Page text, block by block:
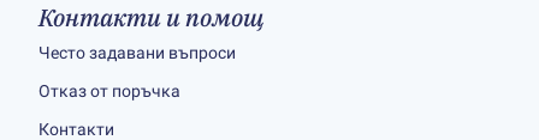
Контакти и помощ
Често задавани въпроси
Отказ от поръчка
Контакти